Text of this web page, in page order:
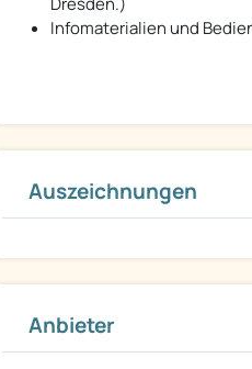
Infomaterialien und
Auszeichnungen
Anbieter